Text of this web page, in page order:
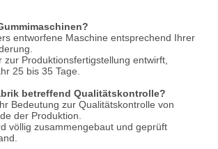
entworfene Maschine entsprechend Ihrer
zur Produktionsfertigstellung entwirft,
25 bis 35 Tage.
betreffend Qualitätskontrolle?
Bedeutung zur Qualitätskontrolle von
der Produktion.
völlig zusammengebaut und geprüft